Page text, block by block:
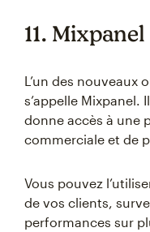
11. Mixpanel
L’un des nouveaux
s’appelle Mixpanel.
donne accès à une
commerciale et de
Vous pouvez
de vos clients,
performances sur